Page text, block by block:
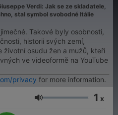
Verdi: Jak se ze skladatele,
stal symbol svobodné Itálie
Takové byly osobnosti,
historii svých zemí,
životní osudu žen a mužů, kteří
ve videoformě na YouTube
privacy for more information.
Volumen 1 x